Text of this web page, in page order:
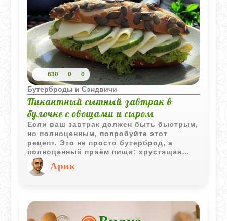
630 0 0
Бутерброды и Сэндвичи
Пикантный сытный завтрак в
булочке с овощами и сыром
Если ваш завтрак должен быть быстрым,
но полноценным, попробуйте этот
рецепт. Это не просто бутерброд, а
полноценный приём пищи: хрустящая
булочка с семечками, обогащенная
питательной намазкой на основе авокадо
и варёного яйца. Добавление сыра и
Идеально, чтобы начать день.
Арик